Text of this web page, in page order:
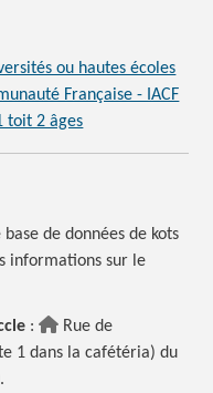
ou hautes écoles
Française - IACF
toit 2 âges
de données de kots
informations sur le
: Ruede
1 dans la cafétéria) du